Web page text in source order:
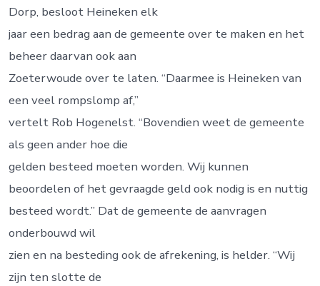
Dorp, besloot Heineken elk
jaar een bedrag aan de gemeente over te maken en het
beheer daarvan ook aan
Zoeterwoude over te laten. “Daarmee is Heineken van
een veel rompslomp af,”
vertelt Rob Hogenelst. “Bovendien weet de gemeente
als geen ander hoe die
gelden besteed moeten worden. Wij kunnen
beoordelen of het gevraagde geld ook nodig is en nuttig
besteed wordt.” Dat de gemeente de aanvragen
onderbouwd wil
zien en na besteding ook de afrekening, is helder. “Wij
zijn ten slotte de